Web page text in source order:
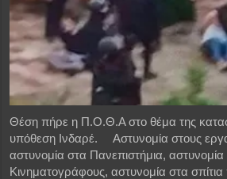
Θέση πήρε η Π.Ο.Θ.Α στο θέμα της
υπόθεση Ινδαρέ. Αστυνομία στους
αστυνομία στα Πανεπιστήμια, αστυνομία
Κινηματογράφους, αστυνομία στα